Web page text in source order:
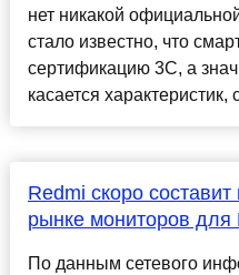
нет никакой
стало известно, что
сертификацию 3C, а
касается характеристик,
Redmi скоро
рынке мониторов для
По данным сетевого